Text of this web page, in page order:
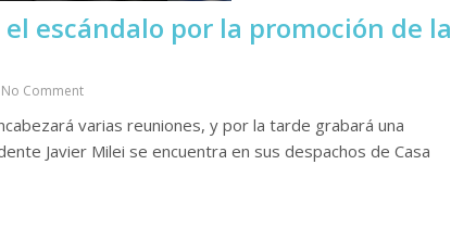
escándalo por la promoción de la
No Comment
varias reuniones, y por la tarde grabará una
Javier Milei se encuentra en sus despachos de Casa